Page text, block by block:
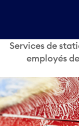
Services de
employés